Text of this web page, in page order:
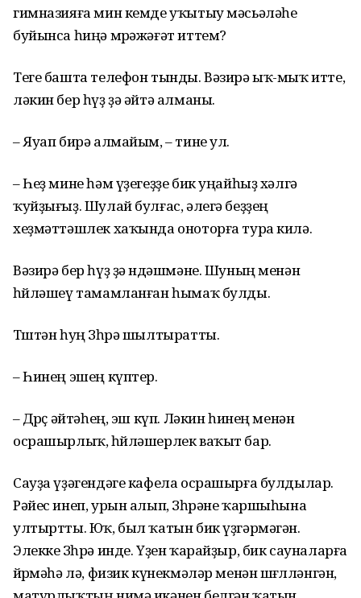
гимназияға мин кемде уҡытыу мәсьәләһе
буйынса һиңә мөрәжәғәт иттем?
Теге башта телефон тынды. Вәзирә ыҡ-мыҡ итте,
ләкин бер һүҙ ҙә әйтә алманы.
– Яуап бирә алмайым, – тине ул.
– Һеҙ мине һәм үҙегеҙҙе бик уңайһыҙ хәлгә
ҡуйҙығыҙ. Шулай булғас, әлегә беҙҙең
хеҙмәттәшлек хаҡында оноторға тура килә.
Вәзирә бер һүҙ ҙә өндәшмәне. Шуның менән
һөйләшеү тамамланған һымаҡ булды.
Төштән һуң Зөһрә шылтыратты.
– Һинең эшең күптер.
– Дөрөҫ әйтәһең, эш күп. Ләкин һинең менән
осрашырлыҡ, һөйләшерлек ваҡыт бар.
Сауҙа үҙәгендәге кафела осрашырға булдылар.
Рәйес инеп, урын алып, Зөһрәне ҡаршыһына
ултыртты. Юҡ, был ҡатын бик үҙгәрмәгән.
Элекке Зөһрә инде. Үҙен ҡарайҙыр, бик сауналарға
йөрөмәһә лә, физик күнекмәләр менән шөғөлләнгән,